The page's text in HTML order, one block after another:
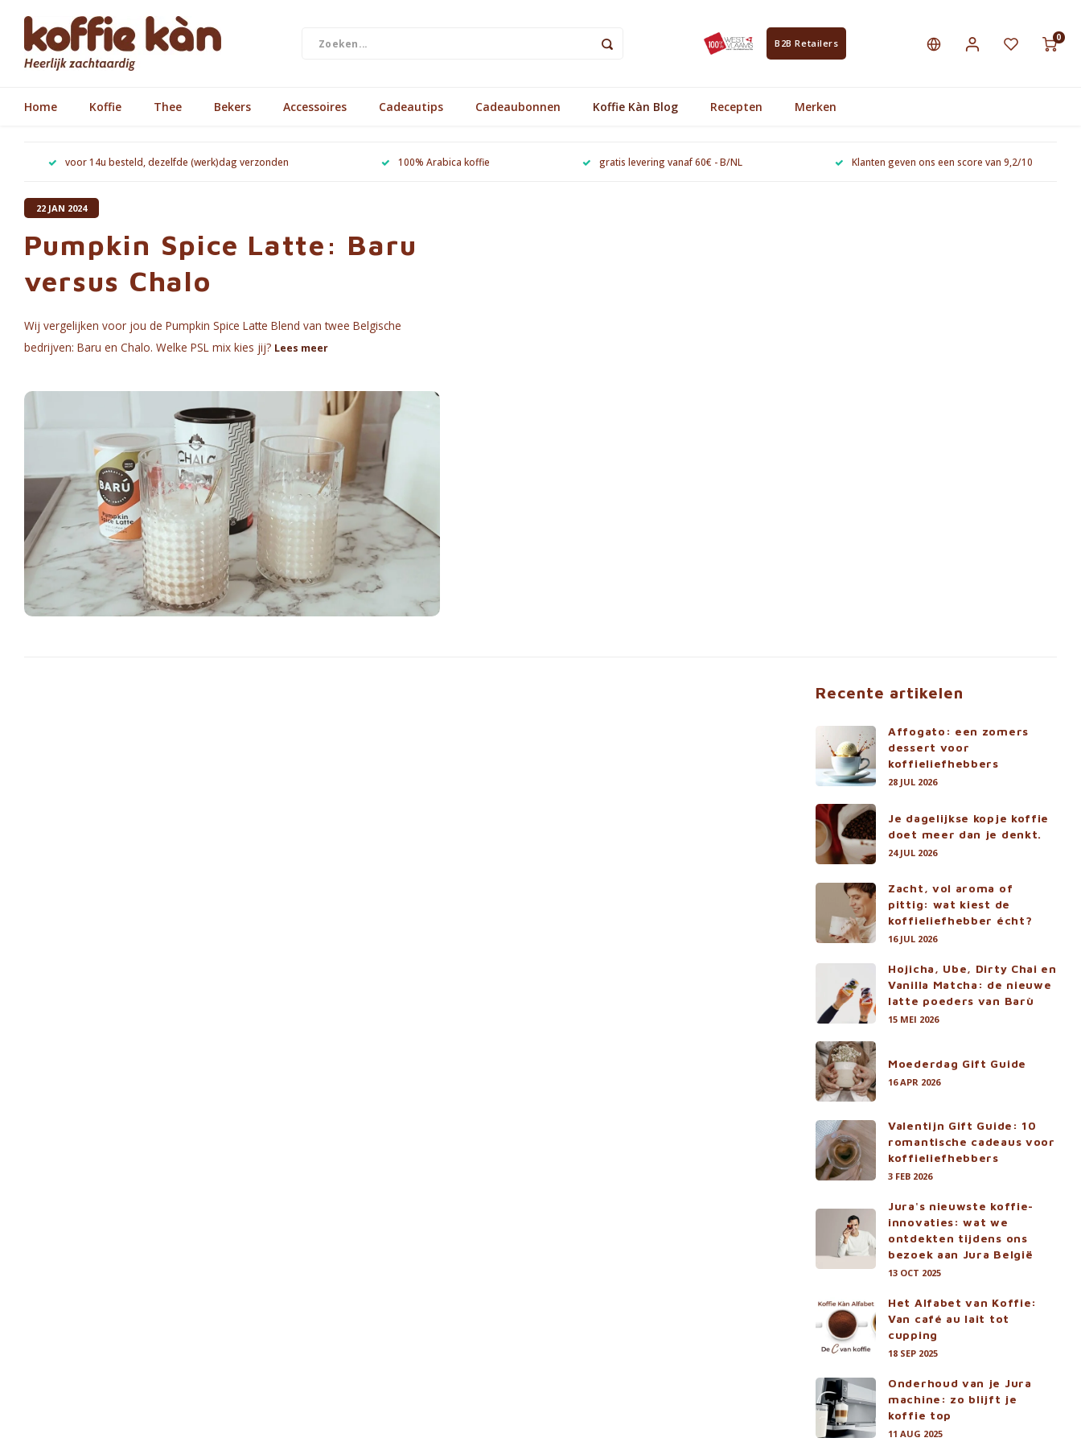
B2B Retailers
0
Home Koffie Thee Bekers Accessoires Cadeautips Cadeaubonnen Koffie Kàn Blog Recepten Merken
voor 14u besteld, dezelfde (werk)dag verzonden 100% Arabica koffie gratis levering vanaf 60€ - B/NL Klanten geven ons een score van 9,2/10
22 JAN 2024
Pumpkin Spice Latte: Baru
versus Chalo
Wij vergelijken voor jou de Pumpkin Spice Latte Blend van twee Belgische
bedrijven: Baru en Chalo. Welke PSL mix kies jij? Lees meer
Recente artikelen
Affogato: een zomers
dessert voor
koffieliefhebbers
28 JUL 2026
Je dagelijkse kopje koffie
doet meer dan je denkt.
24 JUL 2026
Zacht, vol aroma of
pittig: wat kiest de
koffieliefhebber écht?
16 JUL 2026
Hojicha, Ube, Dirty Chai en
Vanilla Matcha: de nieuwe
latte poeders van Barù
15 MEI 2026
Moederdag Gift Guide
16 APR 2026
Valentijn Gift Guide: 10
romantische cadeaus voor
koffieliefhebbers
3 FEB 2026
Jura's nieuwste koffie-
innovaties: wat we
ontdekten tijdens ons
bezoek aan Jura België
13 OCT 2025
Het Alfabet van Koffie:
Van café au lait tot
cupping
18 SEP 2025
Onderhoud van je Jura
machine: zo blijft je
koffie top
11 AUG 2025